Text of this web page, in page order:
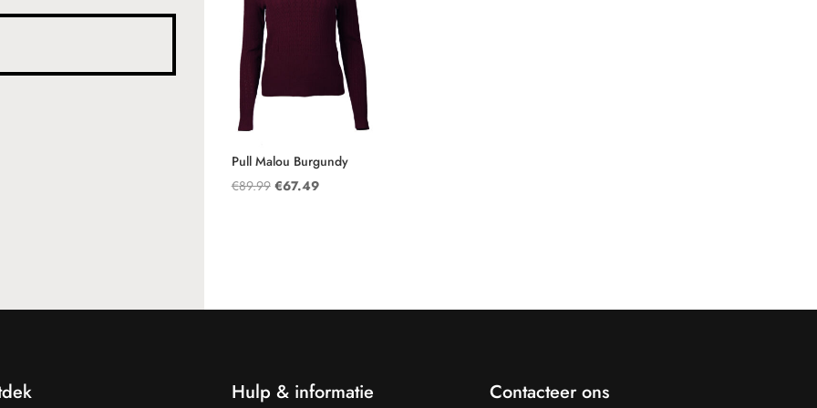
Pull Malou Burgundy
€89.99 Oorspronkelijke
€67.49Huidige
Hulp & informatie Contacteer ons